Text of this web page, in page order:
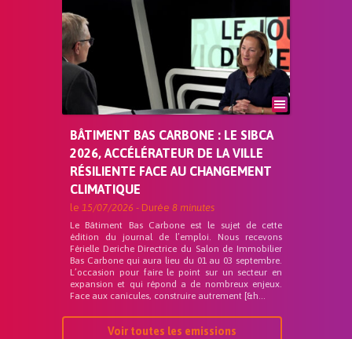
BÂTIMENT BAS CARBONE : LE SIBCA
2026, ACCÉLÉRATEUR DE LA VILLE
RÉSILIENTE FACE AU CHANGEMENT
CLIMATIQUE
le 15/07/2026 - Durée 8 minutes
Le Bâtiment Bas Carbone est le sujet de cette
édition du journal de l’emploi. Nous recevons
Férielle Deriche Directrice du Salon de Immobilier
Bas Carbone qui aura lieu du 01 au 03 septembre.
L’occasion pour faire le point sur un secteur en
expansion et qui répond a de nombreux enjeux.
Face aux canicules, construire autrement [&h...
Voir toutes les emissions